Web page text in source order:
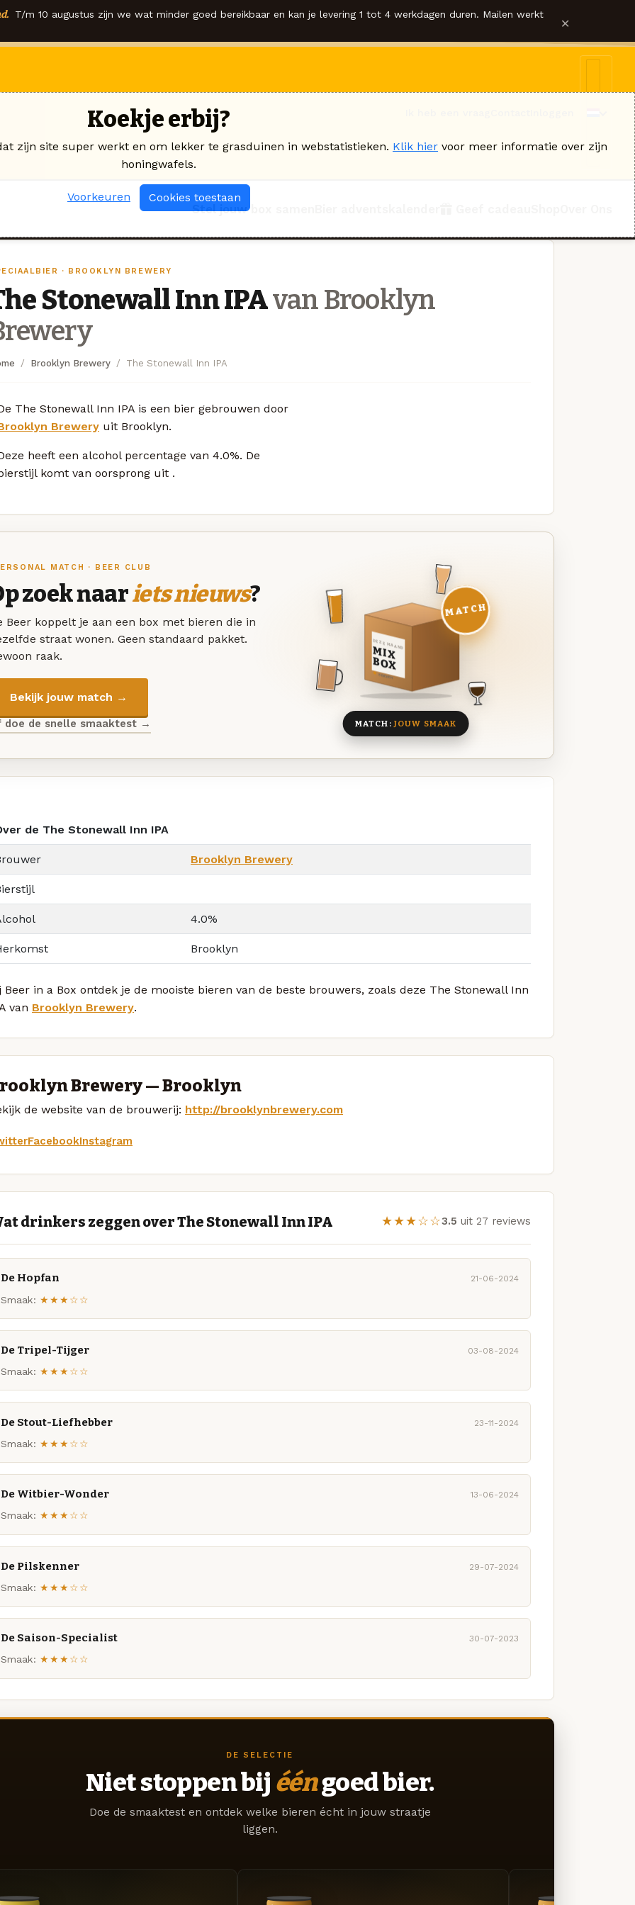
T/m 10 augustus zijn we wat minder goed bereikbaar en kan je levering 1 tot 4 werkdagen duren. Mailen werkt
×
Stel jouw box samen
· BROOKLYN BREWERY
Stonewall Inn IPAvan Brooklyn
Brooklyn Brewery The Stonewall Inn IPA
The Stonewall Inn IPA is een bier gebrouwen door
Brewery uit Brooklyn.
heeft een alcohol percentage van 4.0%. De
komt van oorsprong uit .
MATCH · BEER CLUB
zoek naariets nieuws?
Beer koppelt je aan een box met bieren die in
straat wonen. Geen standaard pakket.
raak.
Bekijk jouw match →
doe de snelle smaaktest →
DEZE MAAND
MIX
BOX
8 BIEREN
MATCH
MATCH: JOUW SMAAK
de The Stonewall Inn IPA
Brooklyn Brewery
4.0%
Brooklyn
Beer in a Box ontdek je de mooiste bieren van de beste brouwers, zoals deze The Stonewall Inn
van Brooklyn Brewery.
Brewery — Brooklyn
de website van de brouwerij: http://brooklynbrewery.com
FacebookInstagram
drinkers zeggen over The Stonewall Inn IPA ★★★☆☆3.5 uit 27 reviews
De Hopfan 21-06-2024
Smaak: ★★★☆☆
De Tripel-Tijger 03-08-2024
Smaak: ★★★☆☆
De Stout-Liefhebber 23-11-2024
Smaak: ★★★☆☆
De Witbier-Wonder 13-06-2024
Smaak: ★★★☆☆
De Pilskenner 29-07-2024
Smaak: ★★★☆☆
De Saison-Specialist 30-07-2023
Smaak: ★★★☆☆
DE SELECTIE
Niet stoppen bij ééngoed bier.
Doe de smaaktest en ontdek welke bieren écht in jouw straatje
liggen.
Koekje erbij?
zijn site super werkt en om lekker te grasduinen in webstatistieken. Klik hier voor meer informatie over zijn
honingwafels.
Voorkeuren Cookies toestaan